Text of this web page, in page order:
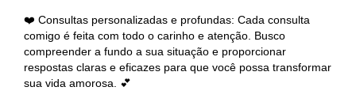
❤️ Consultas personalizadas e profundas: Cada consulta
comigo é feita com todo o carinho e atenção. Busco
compreender a fundo a sua situação e proporcionar
respostas claras e eficazes para que você possa transformar
sua vida amorosa. 💕